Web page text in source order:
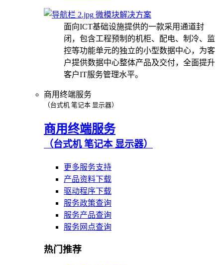
微模块解决方案
面向ICT基础设施提供的一款采用通道封
闭，包含工程预制的机柜、配电、制冷、监
控等功能单元的独立的小型数据中心，为客
户提供数据中心整体产品及交付，全面提升
客户IT服务管理水平。
商用终端服务
（台式机 笔记本 显示器）
商用终端服务
（台式机 笔记本 显示器）
更多服务支持
产品资料下载
驱动程序下载
服务政策查询
服务产品查询
服务网点查询
热门推荐